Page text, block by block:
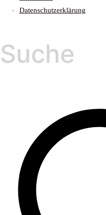
Datenschutzerklärung
Suche